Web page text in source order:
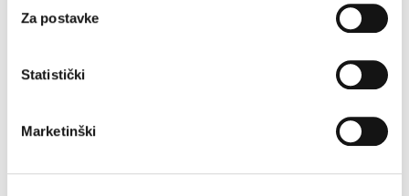
Za postavke
Statistički
Marketinški
U petak 7. kolovoza besplatan ulaz u Veliki Kaštel u